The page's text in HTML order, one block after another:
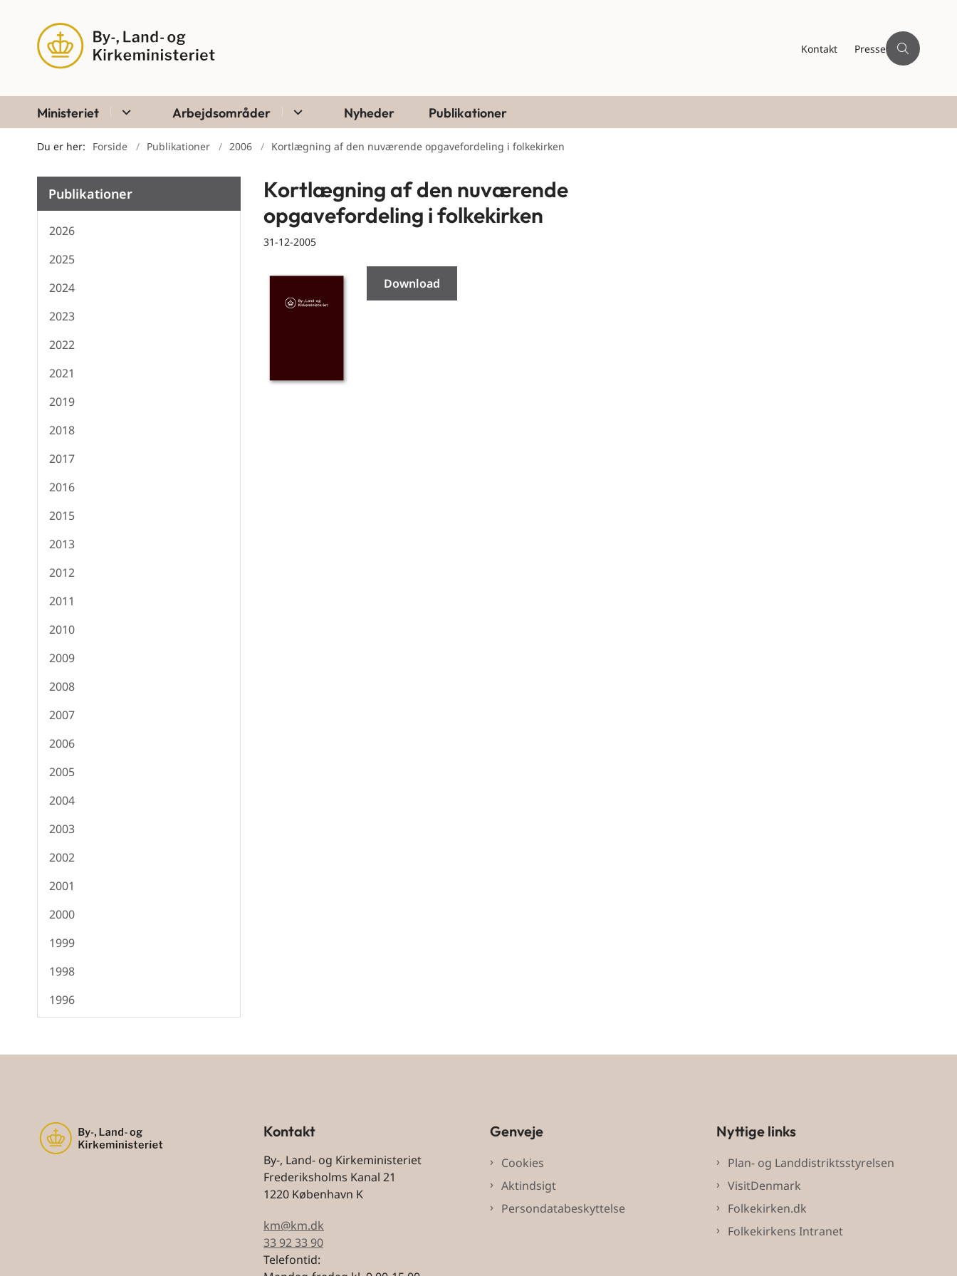
Kontakt Presse
Ministeriet Arbejdsområder Nyheder Publikationer
Du er her: Forside Publikationer 2006 Kortlægning af den nuværende opgavefordeling i folkekirken
Publikationer
2026
2025
2024
2023
2022
2021
2019
2018
2017
2016
2015
2013
2012
2011
2010
2009
2008
2007
2006
2005
2004
2003
2002
2001
2000
1999
1998
1996
Kortlægning af den nuværende
opgavefordeling i folkekirken
31-12-2005
Download
Kontakt
By-, Land- og Kirkeministeriet
Frederiksholms Kanal 21
1220 København K
km@km.dk
33 92 33 90
Telefontid:
Genveje
Cookies
Aktindsigt
Persondatabeskyttelse
Nyttige links
Plan- og Landdistriktsstyrelsen
VisitDenmark
Folkekirken.dk
Folkekirkens Intranet